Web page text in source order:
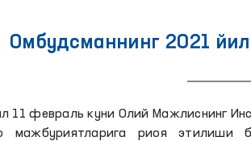
Омбудсманнинг 2021
11 февраль куни Олий Мажлиснинг
мажбуриятларига риоя этилиши